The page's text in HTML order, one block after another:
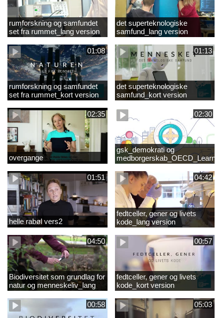
rumforskning og samfundet
set fra rummet_lang version
det superteknologiske
samfund_lang version
01:08
rumforskning og samfundet
set fra rummet_kort version
01:13
det superteknologiske
samfund_kort version
02:35
overgange
02:30
gsk_demokrati og
Compass 2030
01:51
helle rabøl vers2
04:42
fedtceller, gener og livets
kode_lang version
04:50
Biodiversitet som grundlag for
natur og menneskeliv_lang
version
00:57
fedtceller, gener og livets
kode_kort version
00:58 05:03